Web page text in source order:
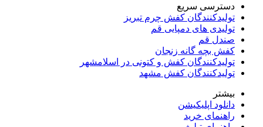
دسترسی سریع
تولیدکنندگان کفش چرم تبریز
تولیدی های دمپایی قم
صندل قم
کفش بچه گانه زنجان
تولیدکنندگان کفش و کتونی در اسلامشهر
تولیدکنندگان کفش مشهد
بیشتر
دانلود اپلیکیشن
راهنمای خرید